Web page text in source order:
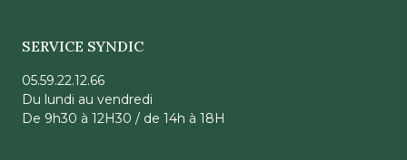
SERVICE SYNDIC
05.59.22.12.66
Du lundi au vendredi
De 9h30 à 12H30 / de 14h à 18H